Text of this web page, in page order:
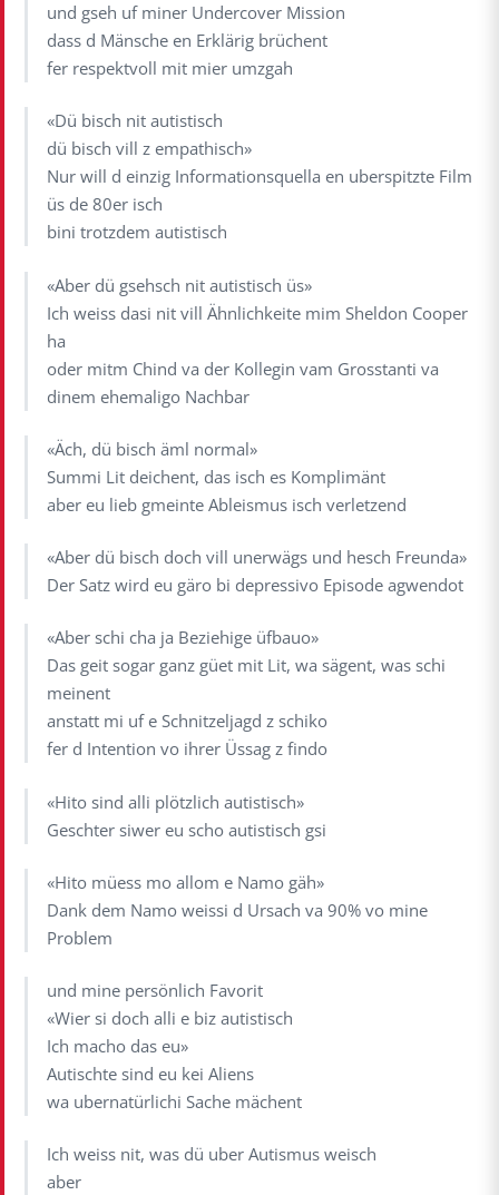
und gseh uf miner Undercover Mission
dass d Mänsche en Erklärig brüchent
fer respektvoll mit mier umzgah
«Dü bisch nit autistisch
dü bisch vill z empathisch»
Nur will d einzig Informationsquella en uberspitzte Film
üs de 80er isch
bini trotzdem autistisch
«Aber dü gsehsch nit autistisch üs»
Ich weiss dasi nit vill Ähnlichkeite mim Sheldon Cooper
ha
oder mitm Chind va der Kollegin vam Grosstanti va
dinem ehemaligo Nachbar
«Äch, dü bisch äml normal»
Summi Lit deichent, das isch es Komplimänt
aber eu lieb gmeinte Ableismus isch verletzend
«Aber dü bisch doch vill unerwägs und hesch Freunda»
Der Satz wird eu gäro bi depressivo Episode agwendot
«Aber schi cha ja Beziehige üfbauo»
Das geit sogar ganz güet mit Lit, wa sägent, was schi
meinent
anstatt mi uf e Schnitzeljagd z schiko
fer d Intention vo ihrer Üssag z findo
«Hito sind alli plötzlich autistisch»
Geschter siwer eu scho autistisch gsi
«Hito müess mo allom e Namo gäh»
Dank dem Namo weissi d Ursach va 90% vo mine
Problem
und mine persönlich Favorit
«Wier si doch alli e biz autistisch
Ich macho das eu»
Autischte sind eu kei Aliens
wa ubernatürlichi Sache mächent
Ich weiss nit, was dü uber Autismus weisch
aber